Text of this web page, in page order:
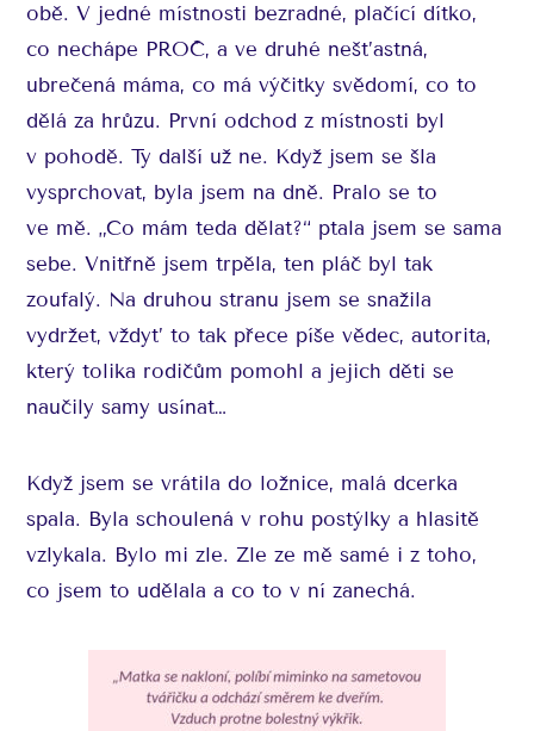
obě. V jedné místnosti bezradné, plačící dítko,
co nechápe PROČ, a ve druhé nešťastná,
ubrečená máma, co má výčitky svědomí, co to
dělá za hrůzu. První odchod z místnosti byl
v pohodě. Ty další už ne. Když jsem se šla
vysprchovat, byla jsem na dně. Pralo se to
ve mě. „Co mám teda dělat?“ ptala jsem se sama
sebe. Vnitřně jsem trpěla, ten pláč byl tak
zoufalý. Na druhou stranu jsem se snažila
vydržet, vždyť to tak přece píše vědec, autorita,
který tolika rodičům pomohl a jejich děti se
naučily samy usínat…
Když jsem se vrátila do ložnice, malá dcerka
spala. Byla schoulená v rohu postýlky a hlasitě
vzlykala. Bylo mi zle. Zle ze mě samé i z toho,
co jsem to udělala a co to v ní zanechá.